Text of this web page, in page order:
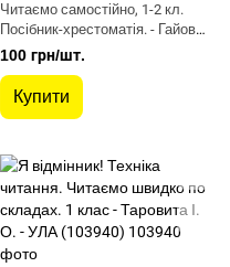
Читаємо самостійно, 1-2 кл.
Посібник-хрестоматія. - Гайова
Л.А. - Оріон (102817)
100 грн/шт.
Купити